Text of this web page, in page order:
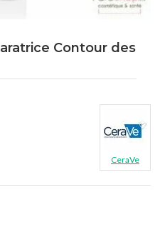
Contour des
CeraVe